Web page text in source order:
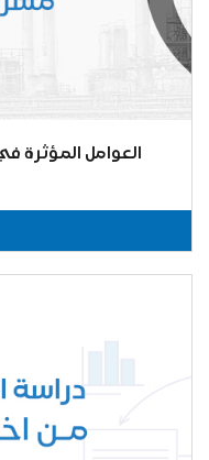
العوامل المؤثرة